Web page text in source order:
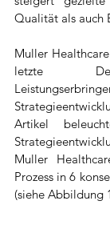
Qualität als auch
Muller
letzte
Artikel
Muller
Prozess in 6
(siehe Abbildung